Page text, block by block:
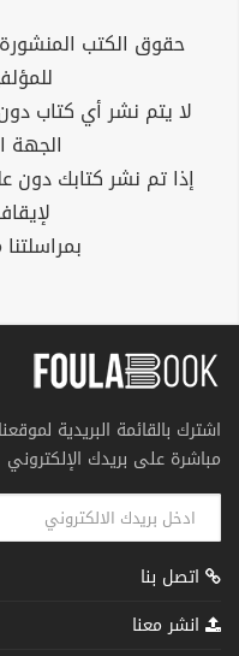
حقوق الكتب
لا يتم نشر أي كتاب
الجهة
إذا تم نشر كتابك دون
اشترك بالقائمة البريدية
مباشرة على بريدك الإلكتروني
اتصل بنا
انشر معنا